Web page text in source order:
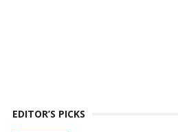
EDITOR’S PICKS